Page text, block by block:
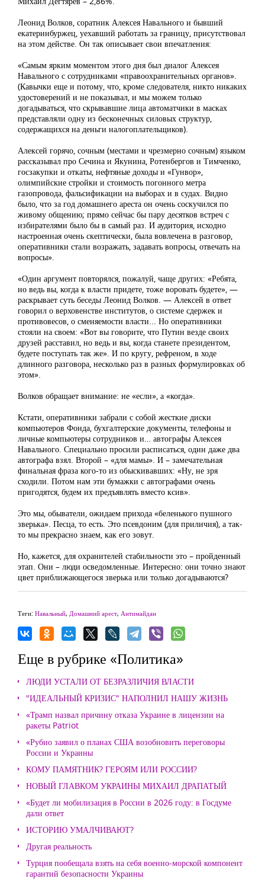
Леонид Волков, соратник Алексея Навального и бывший
екатеринбуржец, уехавший работать за границу, присутствовал
на этом действе. Он так описывает свои впечатления:
«Самым ярким моментом этого дня был диалог Алексея
Навального с сотрудниками «правоохранительных органов».
(Кавычки еще и потому, что, кроме следователя, никто никаких
удостоверений и не показывал, и мы можем только
догадываться, что скрывавшие лица автоматчики в масках
представляли одну из бесконечных силовых структур,
содержащихся на деньги налогоплательщиков).
Алексей горячо, сочным (местами и чрезмерно сочным) языком
рассказывал про Сечина и Якунина, Ротенбергов и Тимченко,
госзакупки и откаты, нефтяные доходы и «Гунвор»,
олимпийские стройки и стоимость погонного метра
газопровода, фальсификации на выборах и в судах. Видно
было, что за год домашнего ареста он очень соскучился по
живому общению; прямо сейчас бы пару десятков встреч с
избирателями было бы в самый раз. И аудитория, исходно
настроенная очень скептически, была вовлечена в разговор,
оперативники стали возражать, задавать вопросы, отвечать на
вопросы».
«Один аргумент повторялся, пожалуй, чаще других: «Ребята,
но ведь вы, когда к власти придете, тоже воровать будете», —
раскрывает суть беседы Леонид Волков. — Алексей в ответ
говорил о верховенстве институтов, о системе сдержек и
противовесов, о сменяемости власти... Но оперативники
стояли на своем: «Вот вы говорите, что Путин везде своих
друзей расставил, но ведь и вы, когда станете президентом,
будете поступать так же». И по кругу, рефреном, в ходе
длинного разговора, несколько раз в разных формулировках об
этом».
Волков обращает внимание: не «если», а «когда».
Кстати, оперативники забрали с собой жесткие диски
компьютеров Фонда, бухгалтерские документы, телефоны и
личные компьютеры сотрудников и… автографы Алексея
Навального. Специально просили расписаться, один даже два
автографа взял. Второй – «для мамы». И – замечательная
финальная фраза кого-то из обыскивавших: «Ну, не зря
сходили. Потом нам эти бумажки с автографами очень
пригодятся, будем их предъявлять вместо ксив».
Это мы, обыватели, ожидаем прихода «беленького пушного
зверька». Песца, то есть. Это псевдоним (для приличия), а так-
то мы прекрасно знаем, как его зовут.
Но, кажется, для охранителей стабильности это – пройденный
этап. Они – люди осведомленные. Интересно: они точно знают
цвет приближающегося зверька или только догадываются?
Теги: Навальный, Домашний арест, Антимайдан
Еще в рубрике «Политика»
ЛЮДИ УСТАЛИ ОТ БЕЗРАЗЛИЧИЯ ВЛАСТИ
"ИДЕАЛЬНЫЙ КРИЗИС" НАПОЛНИЛ НАШУ ЖИЗНЬ
«Трамп назвал причину отказа Украине в лицензии на
ракеты Patriot
«Рубио заявил о планах США возобновить переговоры
России и Украины
КОМУ ПАМЯТНИК? ГЕРОЯМ ИЛИ РОССИИ?
НОВЫЙ ГЛАВКОМ УКРАИНЫ МИХАИЛ ДРАПАТЫЙ
«Будет ли мобилизация в России в 2026 году: в Госдуме
дали ответ
ИСТОРИЮ УМАЛЧИВАЮТ?
Другая реальность
Турция пообещала взять на себя военно-морской компонент
гарантий безопасности Украины